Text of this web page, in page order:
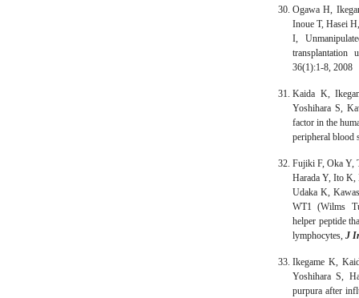
Ogawa H,
Inoue T, Hasei
I,
transplantation
36(1):1-8, 2008
Kaida K,
Yoshihara S,
factor in the
peripheral blood
Fujiki F, Oka Y,
Harada Y, Ito K,
Udaka K,
WT1 (Wilms
helper peptide
lymphocytes, J
Ikegame K,
Yoshihara S,
purpura after